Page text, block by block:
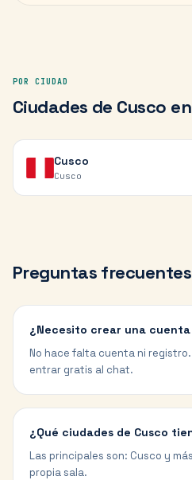
POR CIUDAD
Ciudades de Cusco
Cusco
Cusco
Preguntas
¿Necesito crear una
No hace falta cuenta ni
entrar gratis al chat.
¿Qué ciudades de Cusco
Las principales son: Cusco y
propia sala.